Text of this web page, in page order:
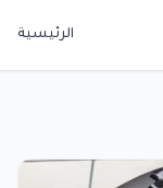
الرئيسية